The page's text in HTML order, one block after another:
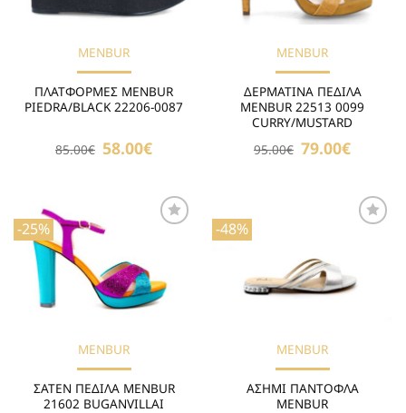
MENBUR
ΠΛΑΤΦΟΡΜΕΣ MENBUR
PIEDRA/BLACK 22206-0087
85.00€ Original
price
58.00€Η
τρέχουσα
58.00€.
MENBUR
ΔΕΡΜΑΤΙΝΑ ΠΕΔΙΛΑ
MENBUR 22513 0099
CURRY/MUSTARD
95.00€ Original
price
79.00€Η
τρέχουσα
79.00€.
-25%
Επιθυμιών
MENBUR
ΣΑΤΕΝ ΠΕΔΙΛΑ ΜENBUR
21602 BUGANVILLAI
-48%
Επιθυμιών
MENBUR
ΑΣΗΜΙ ΠΑΝΤΟΦΛΑ
MENBUR